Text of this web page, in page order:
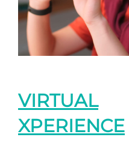
VIRTUAL
XPERIENCE